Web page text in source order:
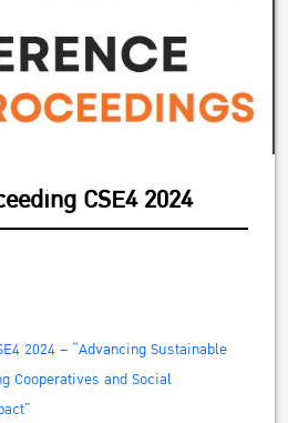
CSE4 2024
2024 – “Advancing Sustainable
Cooperatives and Social